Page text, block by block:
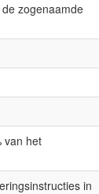
zogenaamde
van het
in